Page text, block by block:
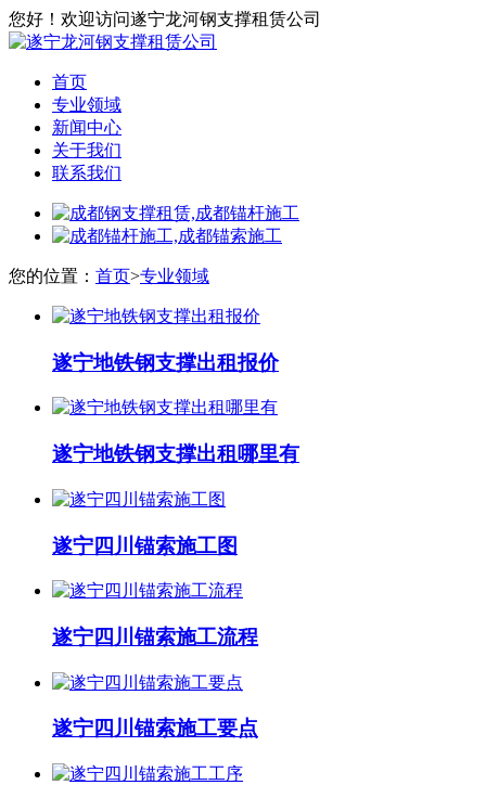
您好！欢迎访问遂宁龙河钢支撑租赁公司
首页
专业领域
新闻中心
关于我们
联系我们
您的位置： 首页>专业领域
遂宁地铁钢支撑出租报价
遂宁地铁钢支撑出租哪里有
遂宁四川锚索施工图
遂宁四川锚索施工流程
遂宁四川锚索施工要点